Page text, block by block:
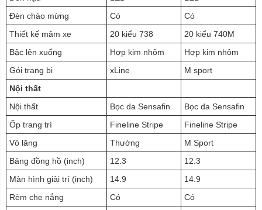
Đèn chào mừng
Có
Có
Thiết kế mâm xe
20 kiểu 738
20 kiểu 740M
Bậc lên xuống
Hợp kim nhôm
Hợp kim nhôm
Gói trang bị
xLine
M sport
Nội thất
Nội thất
Bọc da Sensafin
Bọc da Sensafin
Ốp trang trí
Fineline Stripe
Fineline Stripe
Vô lăng
Thường
M Sport
Bảng đồng hồ (inch)
12.3
12.3
Màn hình giải trí (inch)
14.9
14.9
Rèm che nắng
Có
Có